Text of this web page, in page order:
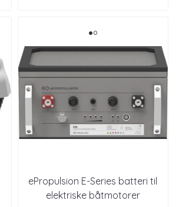
ePropulsion E-Series batteri til
elektriske båtmotorer